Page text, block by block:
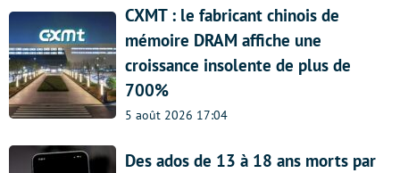
CXMT : le fabricant chinois de
mémoire DRAM affiche une
croissance insolente de plus de
700%
5 août 2026 17:04
Des ados de 13 à 18 ans morts par